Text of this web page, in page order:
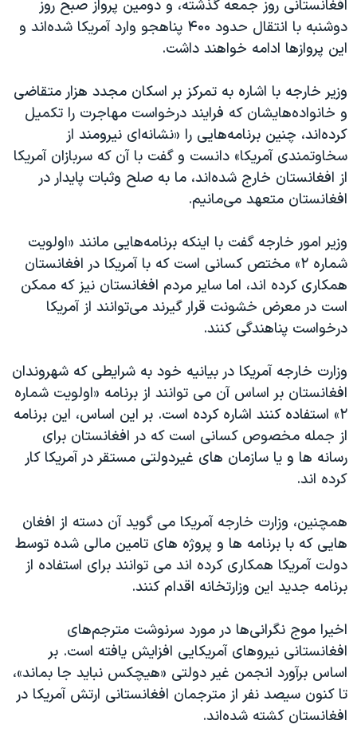
افغانستانی روز جمعه گذشته، و دومین پرواز صبح روز
دوشنبه با انتقال حدود ۴۰۰ پناهجو وارد آمریکا شده‌اند و
این پروازها ادامه خواهند داشت.
وزیر خارجه با اشاره به تمرکز بر اسکان مجدد هزار متقاضی
و خانواده‌هایشان که فرایند درخواست مهاجرت را تکمیل
کرده‌اند، چنین برنامه‌هایی را «نشانه‌ای نیرومند از
سخاوتمندی آمریکا» دانست و گفت با آن که سربازان آمریکا
از افغانستان خارج شده‌اند، ما به صلح وثبات پایدار در
افغانستان متعهد می‌مانیم.
وزیر امور خارجه گفت با اینکه برنامه‌هایی مانند «اولویت
شماره ۲» مختص کسانی است که با آمریکا در افغانستان
همکاری کرده اند، اما سایر مردم افغانستان نیز که ممکن
است در معرض خشونت قرار گیرند می‌توانند از آمریکا
درخواست پناهندگی کنند.
وزارت خارجه آمریکا در بیانیه خود به شرایطی که شهروندان
افغانستان بر اساس آن می توانند از برنامه «اولویت شماره
۲» استفاده کنند اشاره کرده است. بر این اساس، این برنامه
از جمله مخصوص کسانی است که در افغانستان برای
رسانه ها و یا سازمان های غیردولتی مستقر در آمریکا کار
کرده اند.
همچنین، وزارت خارجه آمریکا می گوید آن دسته از افغان
هایی که با برنامه ها و پروژه های تامین مالی شده توسط
دولت آمریکا همکاری کرده اند می توانند برای استفاده از
برنامه جدید این وزارتخانه اقدام کنند.
اخیرا موج نگرانی‌ها در مورد سرنوشت مترجم‌های
افغانستانی نیروهای آمریکایی افزایش یافته است. بر
اساس برآورد انجمن غیر دولتی «هیچکس نباید جا بماند»،
تا کنون سیصد نفر از مترجمان افغانستانی ارتش آمریکا در
افغانستان کشته شده‌اند.